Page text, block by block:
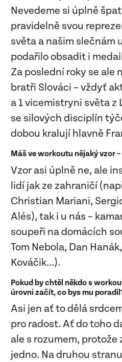
Nevedeme si úplně
pravidelně svou
světa a našim slečnám
podařilo obsadit i
Za poslední roky se ale
bratři Slováci – vždyť
a 1 vicemistryni světa z
se silových disciplín
dobou kralují hlavně
Máš ve workoutu nějaký vzor
Vzor asi úplně ne, ale
lidí jak ze zahraničí
Christian Mariani,
Alés), tak i u nás –
soupeři na domácích
Tom Nebola, Dan
Kováčik…).
Pokud by chtěl někdo s
úrovni začít, co bys mu
Asi jen ať to dělá
pro radost. Ať do toho
ale s rozumem, protože
jedno. Na druhou